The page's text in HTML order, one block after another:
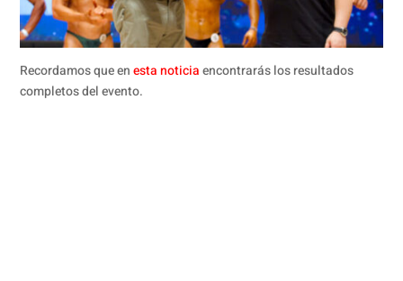
Recordamos que enesta noticiaencontrarás los resultados
completos del evento.